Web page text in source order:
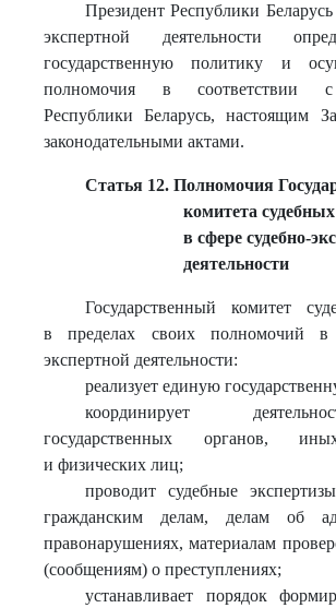
Президент Республики
экспертной деятельности
государственную политику и
полномочия в соответствии с
Республики Беларусь, настоящим
законодательными актами.
Статья 12. Полномочия
комитета
в сфере судебно-
деятельности
Государственный комитет
в пределах своих полномочий в
экспертной деятельности:
реализует единую
координирует
государственных органов,
и физических лиц;
проводит судебные
гражданским делам, делам об
правонарушениях, материалам
(сообщениям) о преступлениях;
устанавливает порядок